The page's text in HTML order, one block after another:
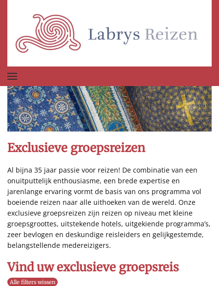
Terug naar hoofdinhoud
Exclusieve groepsreizen
Al bijna 35 jaar passie voor reizen! De combinatie van een
onuitputtelijk enthousiasme, een brede expertise en
jarenlange ervaring vormt de basis van ons programma vol
boeiende reizen naar alle uithoeken van de wereld. Onze
exclusieve groepsreizen zijn reizen op niveau met kleine
groepsgroottes, uitstekende hotels, uitgekiende programma’s,
zeer bevlogen en deskundige reisleiders en gelijkgestemde,
belangstellende medereizigers.
Vind uw exclusieve groepsreis
Alle filters wissen